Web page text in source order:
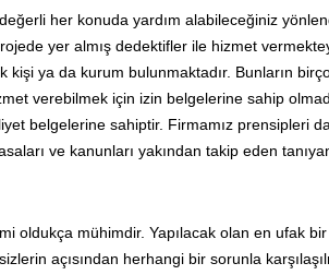
her konuda yardım alabileceğiniz
yer almış dedektifler ile hizmet
ya da kurum bulunmaktadır. Bunların
verebilmek için izin belgelerine sahip
belgelerine sahiptir. Firmamız prensipleri
ve kanunları yakından takip eden
oldukça mühimdir. Yapılacak olan en ufak
açısından herhangi bir sorunla